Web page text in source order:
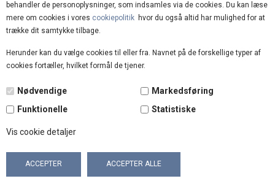
behandler de personoplysninger, som indsamles via de cookies. Du kan læse
mere om cookies i vores cookiepolitik hvor du også altid har mulighed for at
trække dit samtykke tilbage.
Herunder kan du vælge cookies til eller fra. Navnet på de forskellige typer af
cookies fortæller, hvilket formål de tjener.
Nødvendige
Markedsføring
Funktionelle
Statistiske
Vis cookie detaljer
Forside» Brands»Copenhagen Shoes